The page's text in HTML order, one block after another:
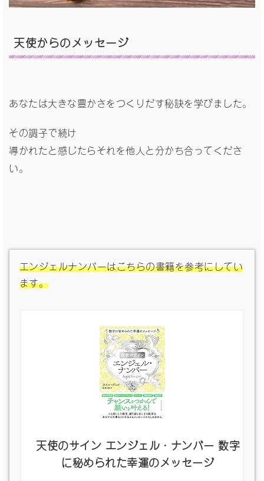
天使からの メッセージ
あなたは大きな豊かさをつくりだす秘訣を学びました。
その調子で続け
導かれたと感じたらそれを他人と分かち合ってくださ
い。
エンジェルナンバーはこちらの書籍を参考にしてい
ます。
天使のサイン エンジェル・ナンバー 数字
に秘められた幸運のメッセージ